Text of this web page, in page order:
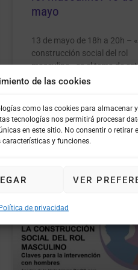
de las cookies
como las cookies para almacenar
tecnologías nos permitirá procesar
en este sitio. No consentir o retirar
y funciones.
VER
de privacidad
mayo
13 de mayo de 18h a 20h –
construcción social del rol
masculino» es el tema de
encuentro online impartido
colaboración con PACAP
Balears
LEER MÁS »